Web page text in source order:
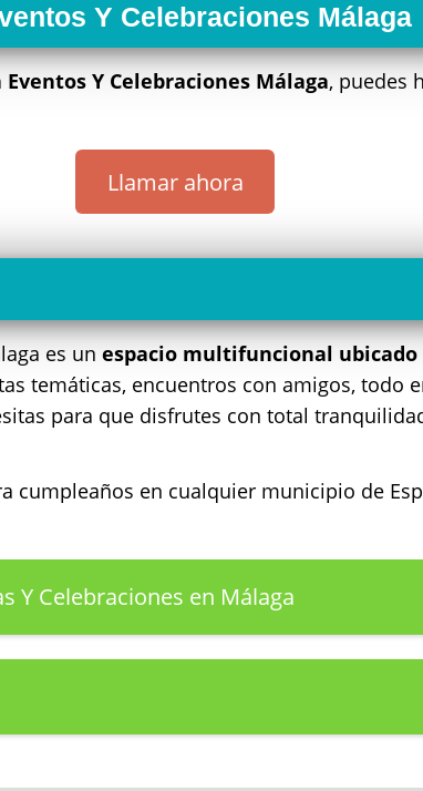
Y Celebraciones Málaga
Eventos Y Celebraciones Málaga, puedes
Llamar ahora
es un espacio multifuncional ubicado
temáticas, encuentros con amigos, todo
para que disfrutes con total
cumpleaños en cualquier municipio de
Y Celebraciones en Málaga